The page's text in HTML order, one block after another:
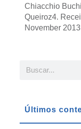
Chiacchio
Queiroz4.
November
Últimos